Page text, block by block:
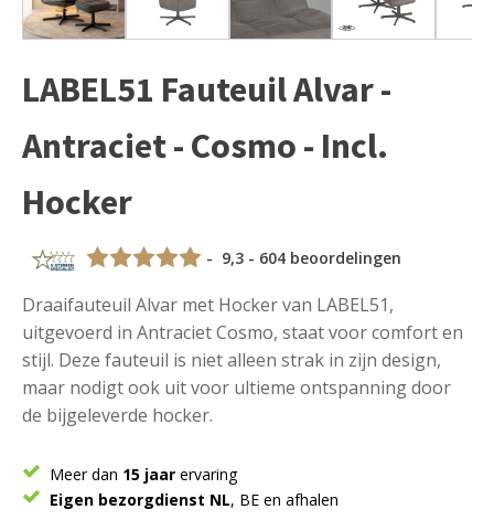
LABEL51 Fauteuil Alvar -
Antraciet - Cosmo - Incl.
Hocker
- 9,3 - 604 beoordelingen
Draaifauteuil Alvar met Hocker van LABEL51,
uitgevoerd in Antraciet Cosmo, staat voor comfort en
stijl. Deze fauteuil is niet alleen strak in zijn design,
maar nodigt ook uit voor ultieme ontspanning door
de bijgeleverde hocker.
Meer dan 15 jaar ervaring
Eigen bezorgdienst NL, BE en afhalen